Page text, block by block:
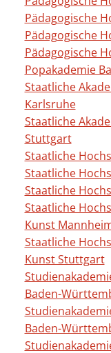
Pädagogische
Pädagogische
Pädagogische
Popakademie
Staatliche
Karlsruhe
Staatliche
Stuttgart
Staatliche
Staatliche
Staatliche
Staatliche
Kunst
Staatliche
Kunst Stuttgart
Baden-
Baden-